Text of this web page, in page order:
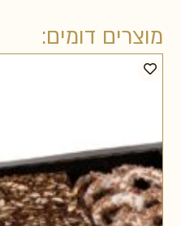
מוצרים דומים: